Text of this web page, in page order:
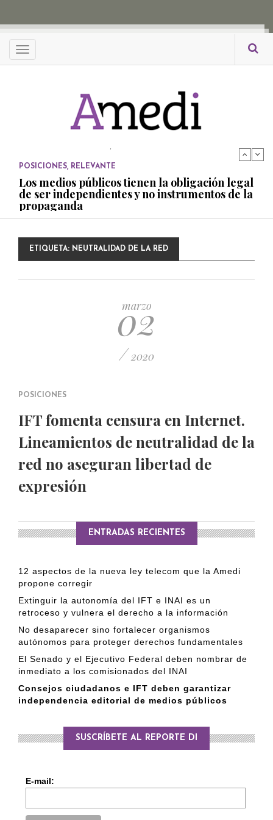
Menu
POSICIONES
Consejos ciudadanos e IFT deben garantizar
independencia editorial de medios públicos
Amedi condena atentado contra Ciro Gómez
POSICIONES, RELEVANTE
Los medios públicos tienen la obligación legal
de ser independientes y no instrumentos de la
propaganda
PUBLICADO EL 27 NOVIEMBRE, 2022
Consejos ciudadanos e IFT deben garantizar
ETIQUETA: NEUTRALIDAD DE LA RED
marzo
02
/ 2020
POSICIONES
IFT fomenta censura en Internet.
Lineamientos de neutralidad de la
red no aseguran libertad de
expresión
ENTRADAS RECIENTES
12 aspectos de la nueva ley telecom que la Amedi
propone corregir
Extinguir la autonomía del IFT e INAI es un
retroceso y vulnera el derecho a la información
No desaparecer sino fortalecer organismos
autónomos para proteger derechos fundamentales
El Senado y el Ejecutivo Federal deben nombrar de
inmediato a los comisionados del INAI
Consejos ciudadanos e IFT deben garantizar
independencia editorial de medios públicos
SUSCRÍBETE AL REPORTE DI
E-mail: